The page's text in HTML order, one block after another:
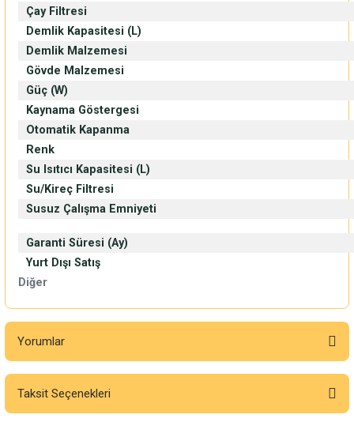
Çay Filtresi
Demlik Kapasitesi (L)
Demlik Malzemesi
Gövde Malzemesi
Güç (W)
Kaynama Göstergesi
Otomatik Kapanma
Renk
Su Isıtıcı Kapasitesi (L)
Su/Kireç Filtresi
Susuz Çalışma Emniyeti
Diğer
Garanti Süresi (Ay)
Yurt Dışı Satış
Yorumlar
Bu ürüne ilk yorumu siz yapın!
Taksit Seçenekleri